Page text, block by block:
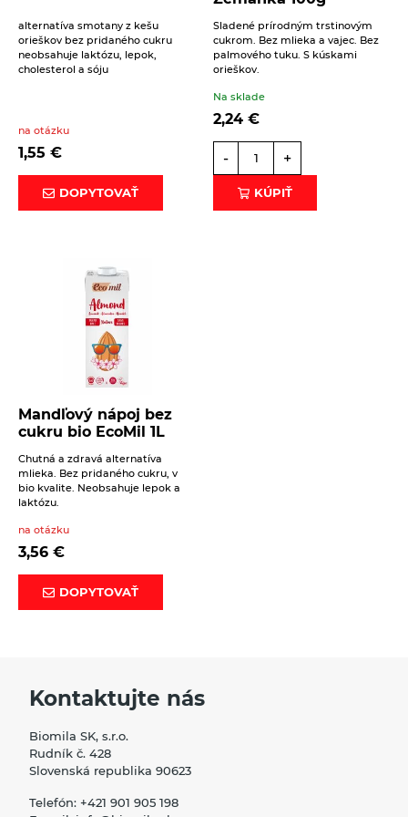
Beriem na vedomiespracovanie osobných údajov.
alternatíva smotany z kešu
orieškov bez pridaného cukru
neobsahuje laktózu, lepok,
cholesterol a sóju
na otázku
1,55 €
DOPYTOVAŤ
Sladené prírodným trstinovým
cukrom. Bez mlieka a vajec. Bez
palmového tuku. S kúskami
orieškov.
Na sklade
2,24 €
- +
KÚPIŤ
Mandľový nápoj bez
cukru bio EcoMil 1L
Chutná a zdravá alternatíva
mlieka. Bez pridaného cukru, v
bio kvalite. Neobsahuje lepok a
laktózu.
na otázku
3,56 €
DOPYTOVAŤ
Kontaktujte nás
Biomila SK, s.r.o.
Rudník č. 428
Slovenská republika 90623
Telefón: +421 901 905 198